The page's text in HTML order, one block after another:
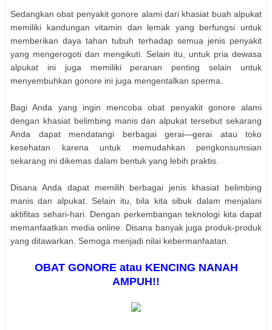
Sedangkan obat penyakit gonore alami dari khasiat buah alpukat
memiliki kandungan vitamin dan lemak yang berfungsi untuk
memberikan daya tahan tubuh terhadap semua jenis penyakit
yang mengerogoti dan mengikuti. Selain itu, untuk pria dewasa
alpukat ini juga memiliki peranan penting selain untuk
menyembuhkan gonore ini juga mengentalkan sperma.
Bagi Anda yang ingin mencoba obat penyakit gonore alami
dengan khasiat belimbing manis dan alpukat tersebut sekarang
Anda dapat mendatangi berbagai gerai—gerai atau toko
kesehatan karena untuk memudahkan pengkonsumsian
sekarang ini dikemas dalam bentuk yang lebih praktis.
Disana Anda dapat memilih berbagai jenis khasiat belimbing
manis dan alpukat. Selain itu, bila kita sibuk dalam menjalani
aktifitas sehari-hari. Dengan perkembangan teknologi kita dapat
memanfaatkan media online. Disana banyak juga produk-produk
yang ditawarkan. Semoga menjadi nilai kebermanfaatan.
OBAT GONORE atau KENCING NANAH
AMPUH!!